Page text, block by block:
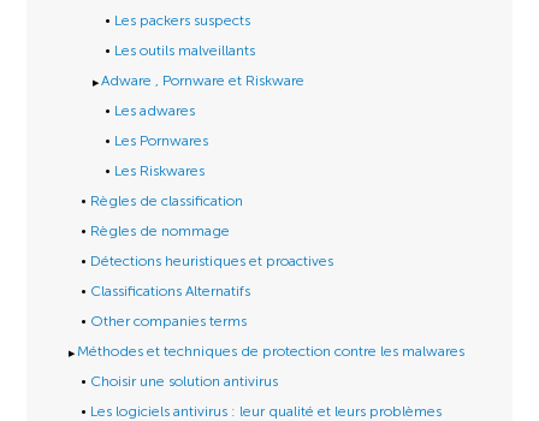
Les packers suspects
Les outils malveillants
Adware , Pornware et Riskware
Les adwares
Les Pornwares
Les Riskwares
Règles de classification
Règles de nommage
Détections heuristiques et proactives
Classifications Alternatifs
Other companies terms
Méthodes et techniques de protection contre les malwares
Choisir une solution antivirus
Les logiciels antivirus : leur qualité et leurs problèmes